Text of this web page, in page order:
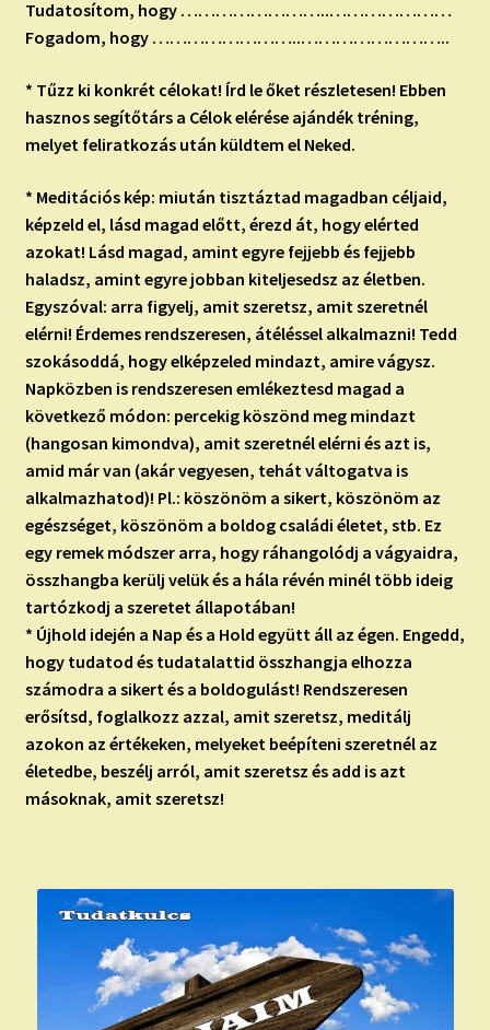
Tudatosítom, hogy ……………………..…………………
Fogadom, hogy ……………………..……………………..
* Tűzz ki konkrét célokat! Írd le őket részletesen! Ebben
hasznos segítőtárs a Célok elérése ajándék tréning,
melyet feliratkozás után küldtem el Neked.
* Meditációs kép: miután tisztáztad magadban céljaid,
képzeld el, lásd magad előtt, érezd át, hogy elérted
azokat! Lásd magad, amint egyre fejjebb és fejjebb
haladsz, amint egyre jobban kiteljesedsz az életben.
Egyszóval: arra figyelj, amit szeretsz, amit szeretnél
elérni! Érdemes rendszeresen, átéléssel alkalmazni! Tedd
szokásoddá, hogy elképzeled mindazt, amire vágysz.
Napközben is rendszeresen emlékeztesd magad a
következő módon: percekig köszönd meg mindazt
(hangosan kimondva), amit szeretnél elérni és azt is,
amid már van (akár vegyesen, tehát váltogatva is
alkalmazhatod)! Pl.: köszönöm a sikert, köszönöm az
egészséget, köszönöm a boldog családi életet, stb. Ez
egy remek módszer arra, hogy ráhangolódj a vágyaidra,
összhangba kerülj velük és a hála révén minél több ideig
tartózkodj a szeretet állapotában!
* Újhold idején a Nap és a Hold együtt áll az égen. Engedd,
hogy tudatod és tudatalattid összhangja elhozza
számodra a sikert és a boldogulást! Rendszeresen
erősítsd, foglalkozz azzal, amit szeretsz, meditálj
azokon az értékeken, melyeket beépíteni szeretnél az
életedbe, beszélj arról, amit szeretsz és add is azt
másoknak, amit szeretsz!